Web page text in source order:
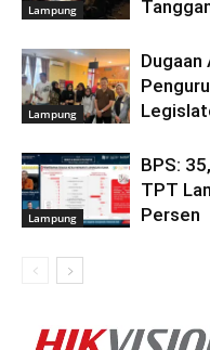
Lampung
Lampung
Dugaan
Lampung
BPS:
TPT
Persen